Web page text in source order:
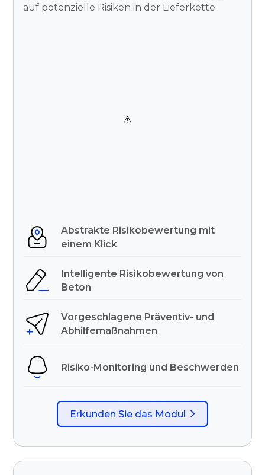
auf potenzielle Risiken in der Lieferkette
Abstrakte Risikobewertung mit
einem Klick
Intelligente Risikobewertung von
Beton
Vorgeschlagene Präventiv- und
Abhilfemaßnahmen
Risiko-Monitoring und Beschwerden
Erkunden Sie das Modul